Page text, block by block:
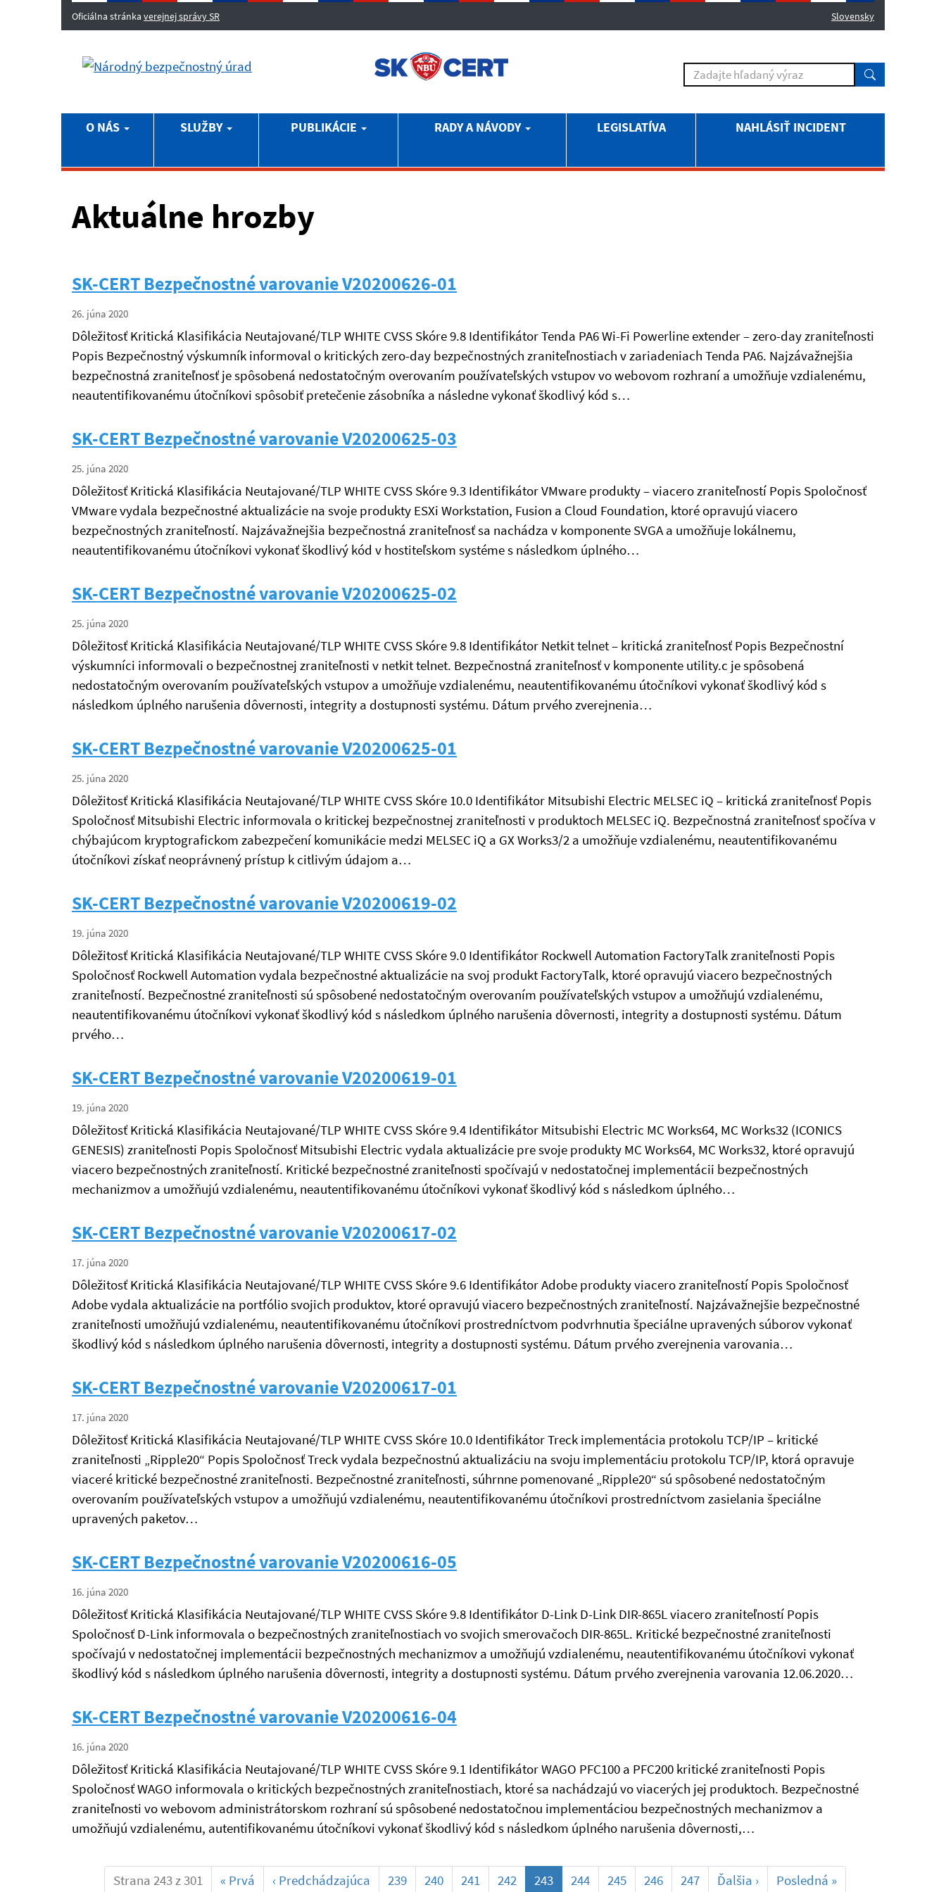
Oficiálna stránka verejnej správy SR Slovensky
O NÁS SLUŽBY PUBLIKÁCIE RADY A NÁVODY LEGISLATÍVA NAHLÁSIŤ INCIDENT
Aktuálne hrozby
SK-CERT Bezpečnostné varovanie V20200626-01
26. júna 2020
Dôležitosť Kritická Klasifikácia Neutajované/TLP WHITE CVSS Skóre 9.8 Identifikátor Tenda PA6 Wi-Fi Powerline extender – zero-day zraniteľnosti
Popis Bezpečnostný výskumník informoval o kritických zero-day bezpečnostných zraniteľnostiach v zariadeniach Tenda PA6. Najzávažnejšia
bezpečnostná zraniteľnosť je spôsobená nedostatočným overovaním používateľských vstupov vo webovom rozhraní a umožňuje vzdialenému,
neautentifikovanému útočníkovi spôsobiť pretečenie zásobníka a následne vykonať škodlivý kód s…
SK-CERT Bezpečnostné varovanie V20200625-03
25. júna 2020
Dôležitosť Kritická Klasifikácia Neutajované/TLP WHITE CVSS Skóre 9.3 Identifikátor VMware produkty – viacero zraniteľností Popis Spoločnosť
VMware vydala bezpečnostné aktualizácie na svoje produkty ESXi Workstation, Fusion a Cloud Foundation, ktoré opravujú viacero
bezpečnostných zraniteľností. Najzávažnejšia bezpečnostná zraniteľnosť sa nachádza v komponente SVGA a umožňuje lokálnemu,
neautentifikovanému útočníkovi vykonať škodlivý kód v hostiteľskom systéme s následkom úplného…
SK-CERT Bezpečnostné varovanie V20200625-02
25. júna 2020
Dôležitosť Kritická Klasifikácia Neutajované/TLP WHITE CVSS Skóre 9.8 Identifikátor Netkit telnet – kritická zraniteľnosť Popis Bezpečnostní
výskumníci informovali o bezpečnostnej zraniteľnosti v netkit telnet. Bezpečnostná zraniteľnosť v komponente utility.c je spôsobená
nedostatočným overovaním používateľských vstupov a umožňuje vzdialenému, neautentifikovanému útočníkovi vykonať škodlivý kód s
následkom úplného narušenia dôvernosti, integrity a dostupnosti systému. Dátum prvého zverejnenia…
SK-CERT Bezpečnostné varovanie V20200625-01
25. júna 2020
Dôležitosť Kritická Klasifikácia Neutajované/TLP WHITE CVSS Skóre 10.0 Identifikátor Mitsubishi Electric MELSEC iQ – kritická zraniteľnosť Popis
Spoločnosť Mitsubishi Electric informovala o kritickej bezpečnostnej zraniteľnosti v produktoch MELSEC iQ. Bezpečnostná zraniteľnosť spočíva v
chýbajúcom kryptografickom zabezpečení komunikácie medzi MELSEC iQ a GX Works3/2 a umožňuje vzdialenému, neautentifikovanému
útočníkovi získať neoprávnený prístup k citlivým údajom a…
SK-CERT Bezpečnostné varovanie V20200619-02
19. júna 2020
Dôležitosť Kritická Klasifikácia Neutajované/TLP WHITE CVSS Skóre 9.0 Identifikátor Rockwell Automation FactoryTalk zraniteľnosti Popis
Spoločnosť Rockwell Automation vydala bezpečnostné aktualizácie na svoj produkt FactoryTalk, ktoré opravujú viacero bezpečnostných
zraniteľností. Bezpečnostné zraniteľnosti sú spôsobené nedostatočným overovaním používateľských vstupov a umožňujú vzdialenému,
neautentifikovanému útočníkovi vykonať škodlivý kód s následkom úplného narušenia dôvernosti, integrity a dostupnosti systému. Dátum
prvého…
SK-CERT Bezpečnostné varovanie V20200619-01
19. júna 2020
Dôležitosť Kritická Klasifikácia Neutajované/TLP WHITE CVSS Skóre 9.4 Identifikátor Mitsubishi Electric MC Works64, MC Works32 (ICONICS
GENESIS) zraniteľnosti Popis Spoločnosť Mitsubishi Electric vydala aktualizácie pre svoje produkty MC Works64, MC Works32, ktoré opravujú
viacero bezpečnostných zraniteľností. Kritické bezpečnostné zraniteľnosti spočívajú v nedostatočnej implementácii bezpečnostných
mechanizmov a umožňujú vzdialenému, neautentifikovanému útočníkovi vykonať škodlivý kód s následkom úplného…
SK-CERT Bezpečnostné varovanie V20200617-02
17. júna 2020
Dôležitosť Kritická Klasifikácia Neutajované/TLP WHITE CVSS Skóre 9.6 Identifikátor Adobe produkty viacero zraniteľností Popis Spoločnosť
Adobe vydala aktualizácie na portfólio svojich produktov, ktoré opravujú viacero bezpečnostných zraniteľností. Najzávažnejšie bezpečnostné
zraniteľnosti umožňujú vzdialenému, neautentifikovanému útočníkovi prostredníctvom podvrhnutia špeciálne upravených súborov vykonať
škodlivý kód s následkom úplného narušenia dôvernosti, integrity a dostupnosti systému. Dátum prvého zverejnenia varovania…
SK-CERT Bezpečnostné varovanie V20200617-01
17. júna 2020
Dôležitosť Kritická Klasifikácia Neutajované/TLP WHITE CVSS Skóre 10.0 Identifikátor Treck implementácia protokolu TCP/IP – kritické
zraniteľnosti „Ripple20“ Popis Spoločnosť Treck vydala bezpečnostnú aktualizáciu na svoju implementáciu protokolu TCP/IP, ktorá opravuje
viaceré kritické bezpečnostné zraniteľnosti. Bezpečnostné zraniteľnosti, súhrnne pomenované „Ripple20“ sú spôsobené nedostatočným
overovaním používateľských vstupov a umožňujú vzdialenému, neautentifikovanému útočníkovi prostredníctvom zasielania špeciálne
upravených paketov…
SK-CERT Bezpečnostné varovanie V20200616-05
16. júna 2020
Dôležitosť Kritická Klasifikácia Neutajované/TLP WHITE CVSS Skóre 9.8 Identifikátor D-Link D-Link DIR-865L viacero zraniteľností Popis
Spoločnosť D-Link informovala o bezpečnostných zraniteľnostiach vo svojich smerovačoch DIR-865L. Kritické bezpečnostné zraniteľnosti
spočívajú v nedostatočnej implementácii bezpečnostných mechanizmov a umožňujú vzdialenému, neautentifikovanému útočníkovi vykonať
škodlivý kód s následkom úplného narušenia dôvernosti, integrity a dostupnosti systému. Dátum prvého zverejnenia varovania 12.06.2020…
SK-CERT Bezpečnostné varovanie V20200616-04
16. júna 2020
Dôležitosť Kritická Klasifikácia Neutajované/TLP WHITE CVSS Skóre 9.1 Identifikátor WAGO PFC100 a PFC200 kritické zraniteľnosti Popis
Spoločnosť WAGO informovala o kritických bezpečnostných zraniteľnostiach, ktoré sa nachádzajú vo viacerých jej produktoch. Bezpečnostné
zraniteľnosti vo webovom administrátorskom rozhraní sú spôsobené nedostatočnou implementáciou bezpečnostných mechanizmov a
umožňujú vzdialenému, autentifikovanému útočníkovi vykonať škodlivý kód s následkom úplného narušenia dôvernosti,…
Strana 243 z 301 « Prvá ‹ Predchádzajúca 239 240 241 242 243(current)
244 245 246 247 Ďalšia › Posledná »